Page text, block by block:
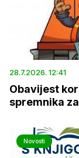
28.7.2026. 12:41
Obavijest
spremnika
Novosti